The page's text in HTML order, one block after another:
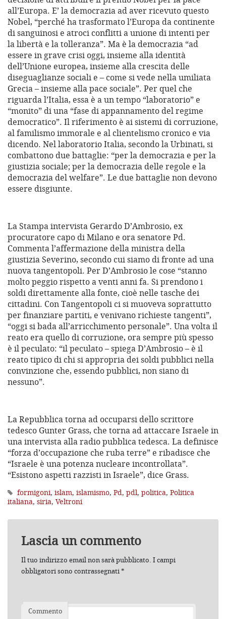
all’Europa. E’ la democrazia ad aver ricevuto questo
Nobel, “perché ha trasformato l’Europa da continente
di sanguinosi e atroci conflitti a unione di intenti per
la libertà e la tolleranza”. Ma è la democrazia “ad
essere in grave crisi oggi, insieme alla identità
dell’Unione europea, insieme alla crescita delle
diseguaglianze sociali e – come si vede nella umiliata
Grecia – insieme alla pace sociale”. Per quel che
riguarda l’Italia, essa è a un tempo “laboratorio” e
“monito” di una “fase di appannamento del regime
democratico”. Il riferimento è ai sistemi di corruzione,
al familismo immorale e al clientelismo cronico e via
dicendo. Nel laboratorio Italia, secondo la Urbinati, si
combattono due battaglie: “per la democrazia e per la
giustizia sociale; per la democrazia delle regole e la
democrazia del welfare”. Le due battaglie non devono
essere disgiunte.
La Stampa intervista Gerardo D’Ambrosio, ex
procuratore capo di Milano e ora senatore Pd.
Commenta l’affermazione della ministra della
giustizia Severino, secondo cui siamo di fronte ad una
nuova tangentopoli. Per D’Ambrosio le cose “stanno
molto peggio rispetto a venti anni fa. Si prendono i
soldi direttamente alla fonte, cioè nelle tasche dei
cittadini. Con Tangentopoli ci si muoveva soprattutto
per finanziare partiti, e venivano richieste tangenti”,
“oggi si bada all’arricchimento personale”. Una volta il
reato era quello di corruzione, ora sempre più spesso
è il peculato: “il peculato – spiega D’Ambrosio – è il
reato tipico di chi si appropria dei soldi pubblici nella
convinzione che, essendo pubblici, non siano di
nessuno”.
La Repubblica torna ad occuparsi dello scrittore
tedesco Gunter Grass, che torna ad attaccare Israele in
una intervista alla radio pubblica tedesca. La definisce
“forza d’occupazione che ruba terre” e ribadisce che
“Israele è una potenza nucleare incontrollata”.
“Esistono aspetti razzisti in Israele”, dice Grass.
formigoni, islam, islamismo, Pd, pdl, politica, Politica
italiana, siria, Veltroni
Lascia un commento
Il tuo indirizzo email non sarà pubblicato. I campi
obbligatori sono contrassegnati*
Commento